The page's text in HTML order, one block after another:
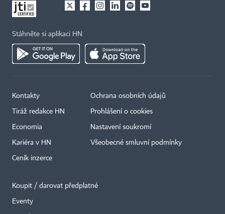
Stáhněte si aplikaci HN
Kontakty
Tiráž redakce HN
Economia
Kariéra v HN
Ceník inzerce
Ochrana osobních údajů
Prohlášení o cookies
Nastavení soukromí
Všeobecné smluvní podmínky
Koupit / darovat předplatné
Eventy